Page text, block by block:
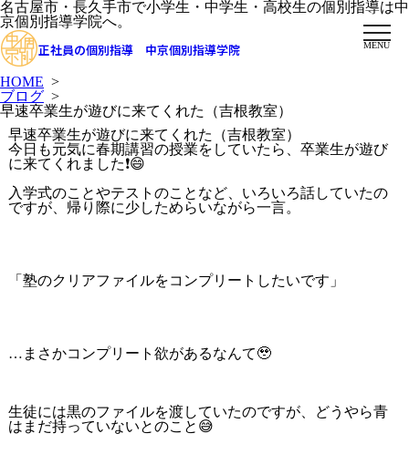
名古屋市・長久手市で小学生・中学生・高校生の個別指導は中
京個別指導学院へ。
正社員の個別指導 中京個別指導学院 MENU
HOME >
ブログ >
早速卒業生が遊びに来てくれた（吉根教室）
早速卒業生が遊びに来てくれた（吉根教室）
今日も元気に春期講習の授業をしていたら、卒業生が遊び
に来てくれました❗️😄
入学式のことやテストのことなど、いろいろ話していたの
ですが、帰り際に少しためらいながら一言。
「塾のクリアファイルをコンプリートしたいです」
…まさかコンプリート欲があるなんて🥹
生徒には黒のファイルを渡していたのですが、どうやら青
はまだ持っていないとのこと😅